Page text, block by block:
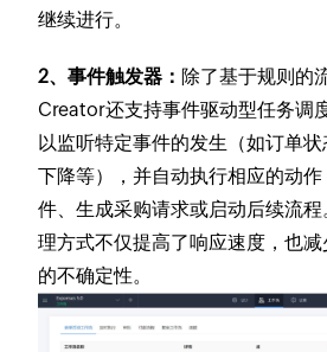
继续进行。
2、事件触发器： 除了基于规则的
Creator还支持事件驱动型任务调
以监听特定事件的发生（如订单
下降等），并自动执行相应的动
件、生成采购请求或启动后续流
理方式不仅提高了响应速度，也
的不确定性。